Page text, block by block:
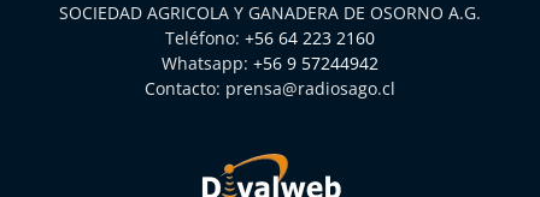
SOCIEDAD AGRICOLA Y GANADERA DE OSORNO A.G.
Teléfono: +56 64 223 2160
Whatsapp: +56 9 57244942
Contacto: prensa@radiosago.cl